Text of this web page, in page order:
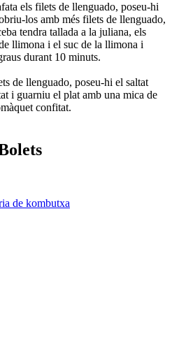
els filets de llenguado, poseu-hi
los amb més filets de llenguado,
tendra tallada a la juliana, els
llimona i el suc de la llimona i
durant 10 minuts.
de llenguado, poseu-hi el saltat
i guarniu el plat amb una mica de
confitat.
de kombutxa